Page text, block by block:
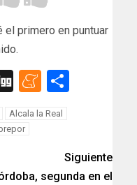
el primero en puntuar
Digg
Alcala la Real
Siguiente
segunda en el